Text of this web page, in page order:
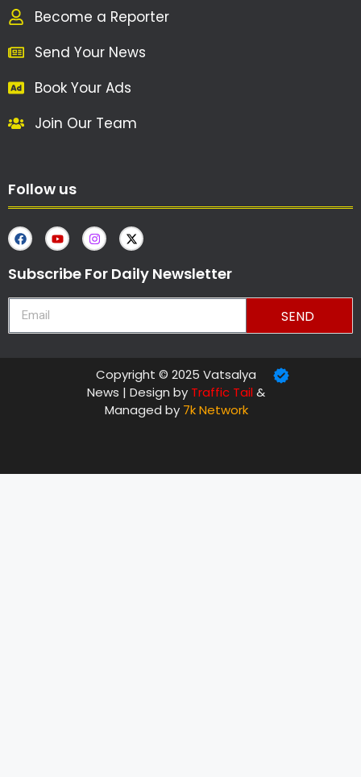
Become a Reporter
Send Your News
Book Your Ads
Join Our Team
Follow us
Subscribe For Daily Newsletter
SEND
Copyright © 2025 Vatsalya
News | Design by Traffic Tail&
Managed by 7k Network